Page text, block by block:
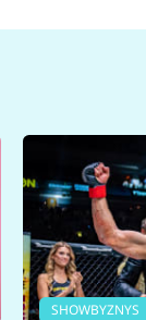
SHOWBYZNYS